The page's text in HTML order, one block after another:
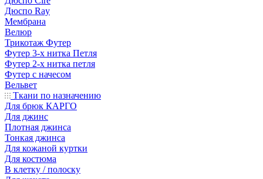
Дюспо Ray
Мембрана
Велюр
Трикотаж Футер
Футер 3-х нитка Петля
Футер 2-х нитка петля
Футер с начесом
Вельвет
Ткани по назначению
Для брюк КАРГО
Для джинс
Плотная джинса
Тонкая джинса
Для кожаной куртки
Для костюма
В клетку / полоску